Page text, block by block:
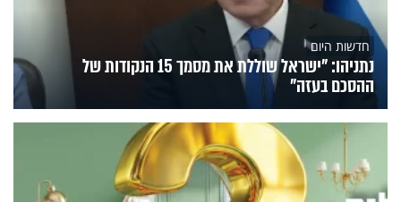
חדשות היום
נתניהו: "ישראל שוללת את מסמך 15 הנקודות של
ההסכם בעזה"